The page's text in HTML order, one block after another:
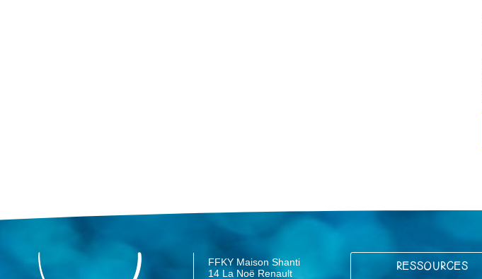
FFKY Maison Shanti
14 La Noë Renault
RESSOURCES